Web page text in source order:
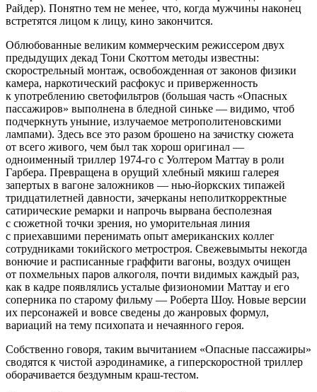
Райдер). Понятно тем не менее, что, когда мужчины наконец
встретятся лицом к лицу, кино закончится.
Облюбованные великим коммерческим режиссером двух
предыдущих декад Тони Скоттом методы известны:
скорострельный монтаж, освобожденная от законов физики
камера, наркотический расфокус и приверженность
к употреблению светофильтров (большая часть «Опасных
пассажиров» выполнена в бледной синьке — видимо, чтоб
подчеркнуть уныние, излучаемое метрополитеновскими
лампами). Здесь все это разом брошено на зачистку сюжета
от всего живого, чем был так хорош оригинал —
одноименный триллер 1974-го с Уолтером Маттау в роли
Гарбера. Превращена в орущий хлебный мякиш галерея
запертых в вагоне заложников — нью-йоркских типажей
тридцатилетней давности, зачерканы неполиткорректные
сатирические ремарки и напрочь вырвана бесполезная
с сюжетной точки зрения, но уморительная линия
с приехавшими перенимать опыт американских коллег
сотрудниками токийского метростроя. Свежевымыты некогда
вонючие и расписанные граффити вагоны, воздух очищен
от похмельных паров алкоголя, почти видимых каждый раз,
как в кадре появлялись усталые физиономии Маттау и его
соперника по старому фильму — Роберта Шоу. Новые версии
их персонажей и вовсе сведены до жанровых формул,
вариаций на тему психопата и нечаянного героя.
Собственно говоря, таким вычитанием «Опасные пассажиры»
сводятся к чистой аэродинамике, а гиперскоростной триллер
оборачивается бездумным краш-тестом.